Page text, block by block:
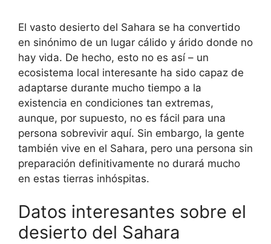
El vasto desierto del Sahara se ha convertido
en sinónimo de un lugar cálido y árido donde no
hay vida. De hecho, esto no es así – un
ecosistema local interesante ha sido capaz de
adaptarse durante mucho tiempo a la
existencia en condiciones tan extremas,
aunque, por supuesto, no es fácil para una
persona sobrevivir aquí. Sin embargo, la gente
también vive en el Sahara, pero una persona sin
preparación definitivamente no durará mucho
en estas tierras inhóspitas.
Datos interesantes sobre el
desierto del Sahara